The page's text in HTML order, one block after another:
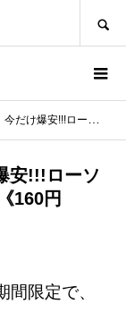
がお得すぎるよ……。《160円→120円》
安!!!ローソ
160円
限定で、